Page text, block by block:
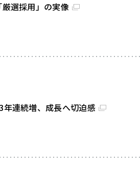
選採用」の実像
連続増、成長へ切迫感